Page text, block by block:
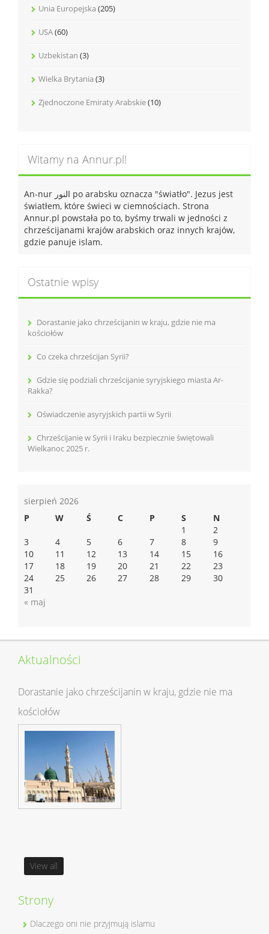
Unia Europejska (205)
USA(60)
Uzbekistan (3)
Wielka Brytania (3)
Zjednoczone Emiraty Arabskie(10)
Witamy na Annur.pl!
An-nur النور po arabsku oznacza "światło". Jezus jest
światłem, które świeci w ciemnościach. Strona
Annur.pl powstała po to, byśmy trwali w jedności z
chrześcijanami krajów arabskich oraz innych krajów,
gdzie panuje islam.
Ostatnie wpisy
Dorastanie jako chrześcijanin w kraju, gdzie nie ma
kościołów
Co czeka chrześcijan Syrii?
Gdzie się podziali chrześcijanie syryjskiego miasta Ar-
Rakka?
Oświadczenie asyryjskich partii w Syrii
Chrześcijanie w Syrii i Iraku bezpiecznie świętowali
Wielkanoc 2025 r.
sierpień 2026
P
W Ś C P S N
« maj
1
2
3
4 5 6 7 8
9
10
11 12 13 14 15
16
17
18 19 20 21 22
23
24
25 26 27 28 29
30
31
Aktualności
Dorastanie jako chrześcijanin w kraju, gdzie nie ma
kościołów
View all
Strony
Dlaczego oni nie przyjmują islamu